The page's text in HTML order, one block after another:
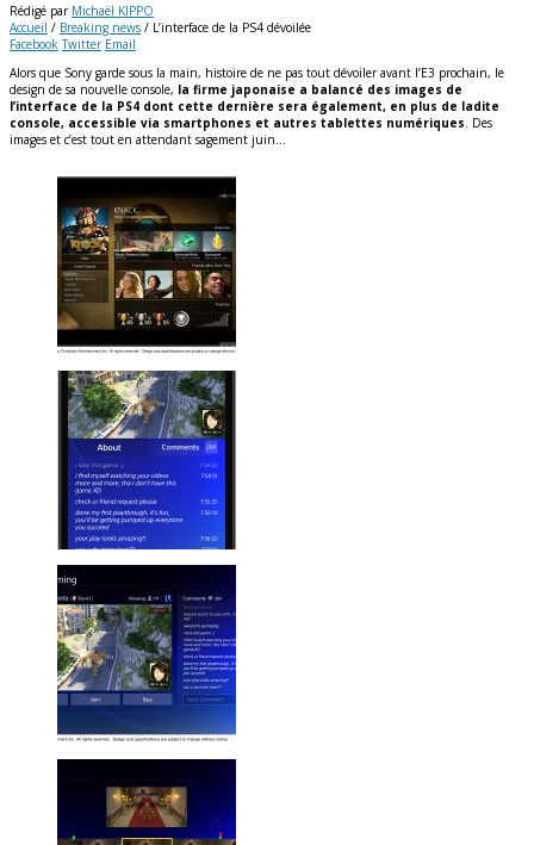
Rédigé par Michaël KIPPO
Accueil / Breaking news / L’interface de la PS4 dévoilée
Facebook Twitter Email
Alors que Sony garde sous la main, histoire de ne pas tout dévoiler avant l’E3 prochain, le
design de sa nouvelle console, la firme japonaise a balancé des images de
l’interface de la PS4 dont cette dernière sera également, en plus de ladite
console, accessible via smartphones et autres tablettes numériques. Des
images et c’est tout en attendant sagement juin…